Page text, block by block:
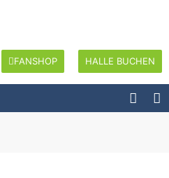
FANSHOP HALLE BUCHEN